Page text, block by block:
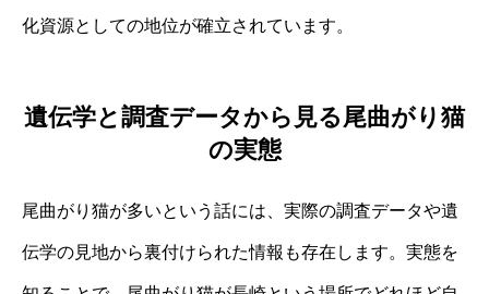
化資源としての地位が確立されています。
遺伝学と調査データから見る尾曲がり猫
の実態
尾曲がり猫が多いという話には、実際の調査データや遺
伝学の見地から裏付けられた情報も存在します。実態を